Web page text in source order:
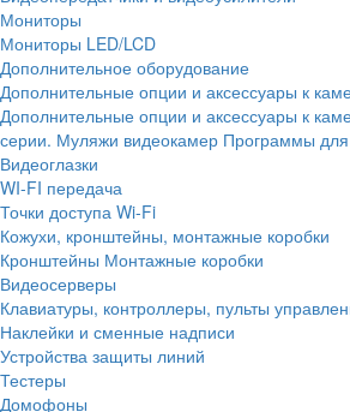
Мониторы
Мониторы LED/LCD
Дополнительное оборудование
Дополнительные опции и аксессуары к
Дополнительные опции и аксессуары к
серии. Муляжи видеокамер Программы
Видеоглазки
WI-FI передача
Точки доступа Wi-Fi
Кожухи, кронштейны, монтажные коробки
Кронштейны Монтажные коробки
Видеосерверы
Клавиатуры, контроллеры, пульты
Наклейки и сменные надписи
Устройства защиты линий
Тестеры
Домофоны